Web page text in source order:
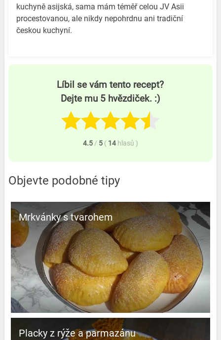
kuchyně asijská, sama mám téměř celou JV Asii
procestovanou, ale nikdy nepohrdnu ani tradiční
českou kuchyní.
Líbil se vám tento recept?
Dejte mu 5 hvězdiček. :)
4.5 / 5 ( 14 hlasů )
Objevte podobné tipy
Mrkvánky s tvarohem
Placky z rýže a parmazánu